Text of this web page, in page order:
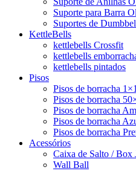
Suporte para Barra
Suportes de
KettleBells
kettlebells Crossfit
kettlebells
kettlebells pintados
Pisos
Pisos de borracha 1×1
Pisos de borracha
Pisos de borracha
Pisos de borracha
Pisos de borracha
Acessórios
Caixa de Salto / Box
Wall Ball